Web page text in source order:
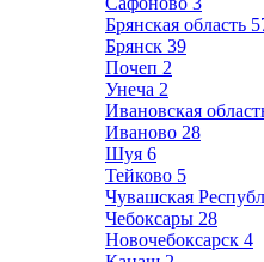
Брянская область
Брянск 39
Почеп 2
Унеча 2
Ивановская
Иваново 28
Шуя 6
Тейково 5
Чувашская
Чебоксары 28
Новочебоксарск 4